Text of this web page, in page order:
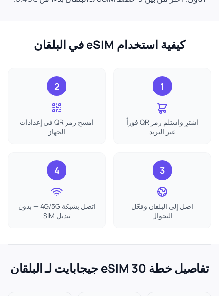
كيفية استخدام eSIM في البلقان
1
اشترِ واستلم رمز QR فوراً
عبر البريد
2
امسح رمز QR في إعدادات
الجهاز
3
اصل إلى البلقان وفعّل
التجوال
4
اتصل بشبكة 4G/5G — بدون
تبديل SIM
تفاصيل خطة eSIM 30 جيجابايت لـ البلقان